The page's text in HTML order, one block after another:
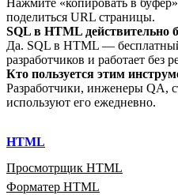
Нажмите «копировать в
поделиться URL страницы.
SQL в HTML действительно
Да. SQL в HTML —
разработчиков и работает без
Кто пользуется этим
Разработчики, инженеры QA,
используют его ежедневно.
HTML
Просмотрщик HTML
Форматер HTML